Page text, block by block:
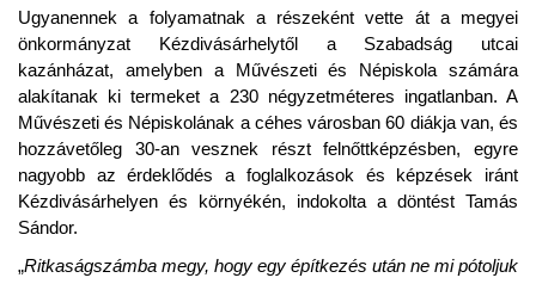
Ugyanennek a folyamatnak a részeként vette át a megyei
önkormányzat Kézdivásárhelytől a Szabadság utcai
kazánházat, amelyben a Művészeti és Népiskola számára
alakítanak ki termeket a 230 négyzetméteres ingatlanban. A
Művészeti és Népiskolának a céhes városban 60 diákja van, és
hozzávetőleg 30-an vesznek részt felnőttképzésben, egyre
nagyobb az érdeklődés a foglalkozások és képzések iránt
Kézdivásárhelyen és környékén, indokolta a döntést Tamás
Sándor.
„Ritkaságszámba megy, hogy egy építkezés után ne mi pótoljuk